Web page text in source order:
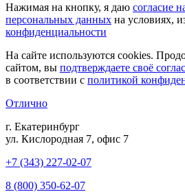
Нажимая на кнопку, я даю согласие
персональных данных на условиях,
конфиденциальности
На сайте используются cookies.
сайтом, вы подтверждаете своё
в соответствии с политикой
Отлично
г. Екатеринбург
ул. Кислородная 7, офис 7
+7 (343) 227-02-07
8 (800) 350-62-07